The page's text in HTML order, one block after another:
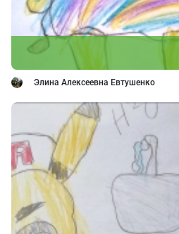
Элина Алексеевна Евтушенко